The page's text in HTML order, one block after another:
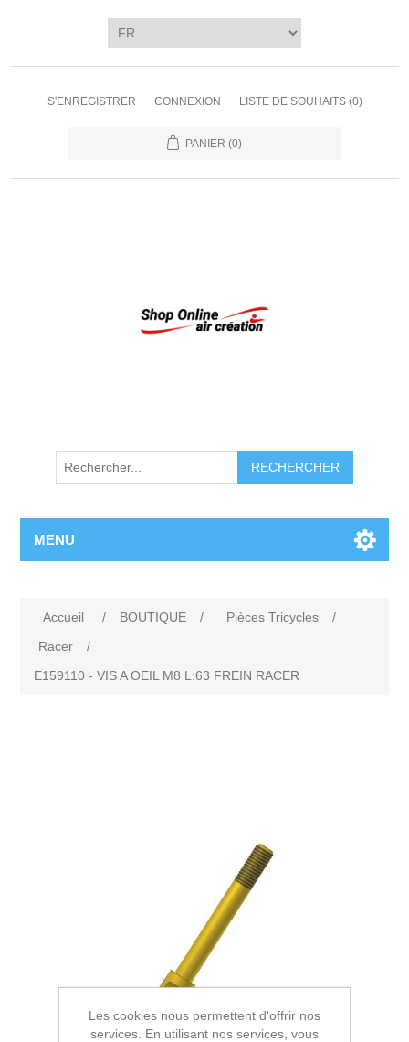
S'ENREGISTRER CONNEXION LISTE DE SOUHAITS (0)
PANIER (0)
RECHERCHER
MENU
Accueil / BOUTIQUE / Pièces Tricycles
/
Racer
/
E159110 - VIS A OEIL M8 L:63 FREIN RACER
Les cookies nous permettent d'offrir nos
services. En utilisant nos services, vous